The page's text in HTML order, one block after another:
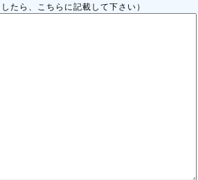
たら、こちらに記載して下さい）